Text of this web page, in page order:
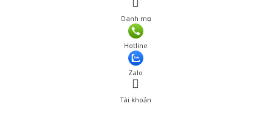
Danh mục
Hotline
Zalo
Tài khoản